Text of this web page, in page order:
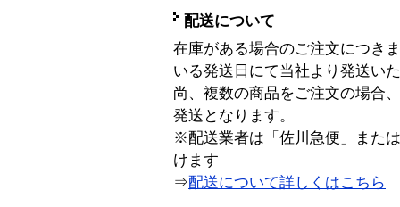
配送について
在庫がある場合のご注文につき
いる発送日にて当社より発送い
尚、複数の商品をご注文の場合
発送となります。
※配送業者は「佐川急便」また
けます
⇒配送について詳しくはこちら